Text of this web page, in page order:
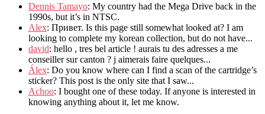
Dennis Tamayo: My country had the Mega Drive back in the
1990s, but it’s in NTSC.
Alex: Привет. Is this page still somewhat looked at? I am
looking to complete my korean collection, but do not have...
david: hello , tres bel article ! aurais tu des adresses a me
conseiller sur canton ? j aimerais faire quelques...
Álex: Do you know where can I find a scan of the cartridge’s
sticker? This post is the only site that I saw...
Achoo: I bought one of these today. If anyone is interested in
knowing anything about it, let me know.